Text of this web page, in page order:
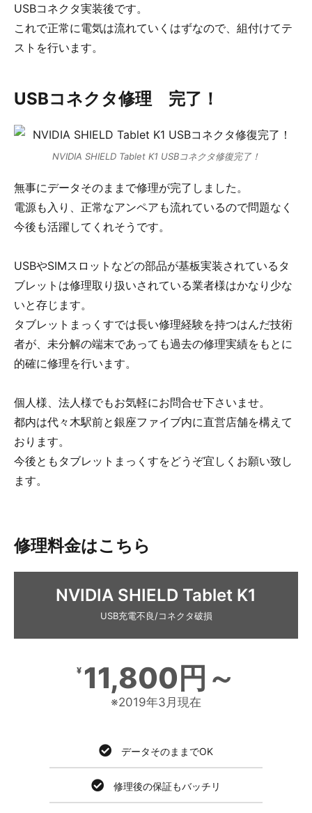
USBコネクタ実装後です。
これで正常に電気は流れていくはずなので、組付けてテ
ストを行います。
USBコネクタ修理 完了！
NVIDIA SHIELD Tablet K1 USBコネクタ修復完了！
無事にデータそのままで修理が完了しました。
電源も入り、正常なアンペアも流れているので問題なく
今後も活躍してくれそうです。
USBやSIMスロットなどの部品が基板実装されているタ
ブレットは修理取り扱いされている業者様はかなり少な
いと存じます。
タブレットまっくすでは長い修理経験を持つはんだ技術
者が、未分解の端末であっても過去の修理実績をもとに
的確に修理を行います。
個人様、法人様でもお気軽にお問合せ下さいませ。
都内は代々木駅前と銀座ファイブ内に直営店舗を構えて
おります。
今後ともタブレットまっくすをどうぞ宜しくお願い致し
ます。
修理料金はこちら
NVIDIA SHIELD Tablet K1
USB充電不良/コネクタ破損
¥ 11,800円～
※2019年3月現在
データそのままでOK
修理後の保証もバッチリ